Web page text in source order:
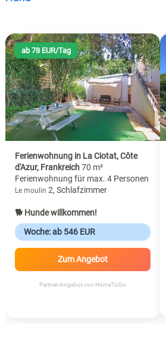
ab 78 EUR/Tag
Ferienwohnung in La Ciotat, Côte
d'Azur, Frankreich70 m²
Ferienwohnung für max. 4 Personen
Le moulin 2, Schlafzimmer
🐕 Hunde willkommen!
Woche: ab 546 EUR
Zum Angebot
Partner-Angebot von HomeToGo